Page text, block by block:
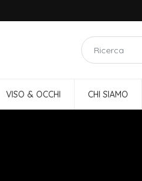
VISO & OCCHI CHI SIAMO